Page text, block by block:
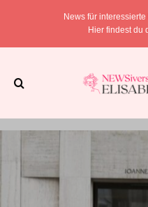
News für
Hier findest du